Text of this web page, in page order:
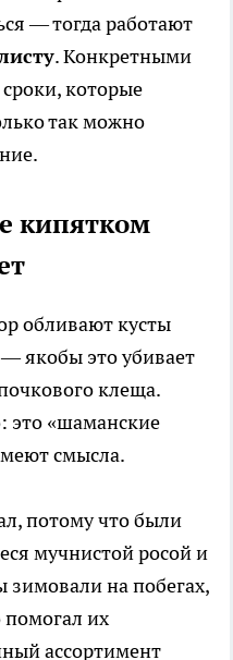
— тогда работают
. Конкретными
которые
так можно
кипятком
обливают кусты
якобы это убивает
клеща.
это «шаманские
смысла.
потому что были
мучнистой росой и
на побегах,
помогал их
ассортимент